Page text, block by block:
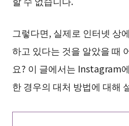
그렇다면, 실제로 인터넷 상
하고 있다는 것을 알았을 때
요? 이 글에서는 Instagram
한 경우의 대처 방법에 대해